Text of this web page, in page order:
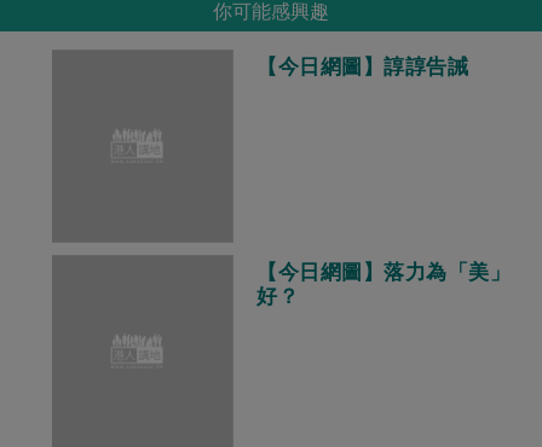
你可能感興趣
【今日網圖】諄諄告誡
【今日網圖】落力為「美」
好？